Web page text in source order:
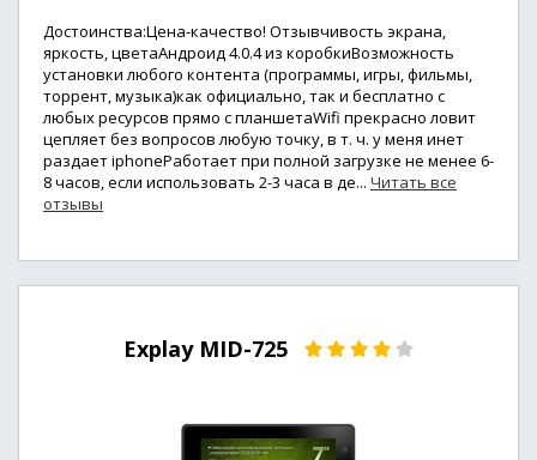
Достоинства:Цена-качество! Отзывчивость экрана,
яркость, цветаАндроид 4.0.4 из коробкиВозможность
установки любого контента (программы, игры, фильмы,
торрент, музыка)как официально, так и бесплатно с
любых ресурсов прямо с планшетаWifi прекрасно ловит
цепляет без вопросов любую точку, в т. ч. у меня инет
раздает iphoneРаботает при полной загрузке не менее 6-
8 часов, если использовать 2-3 часа в де... Читать все
отзывы
Explay MID-725